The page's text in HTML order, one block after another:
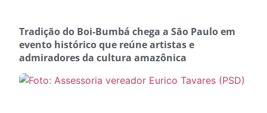
Tradição do Boi-Bumbá chega a São Paulo em
evento histórico que reúne artistas e
admiradores da cultura amazônica